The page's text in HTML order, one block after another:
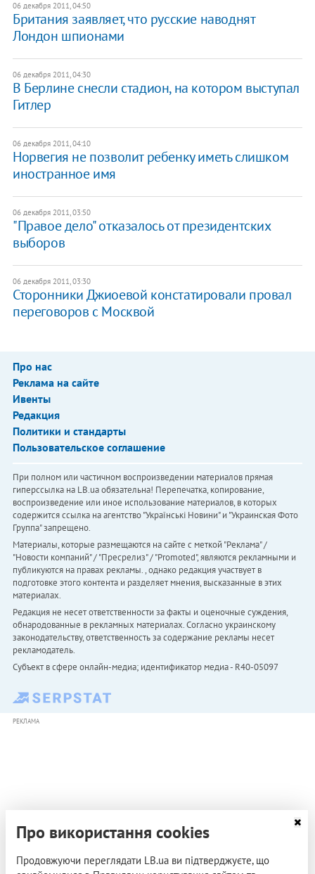
06 декабря 2011, 04:50
Британия заявляет, что русские наводнят
Лондон шпионами
06 декабря 2011, 04:30
В Берлине снесли стадион, на котором выступал
Гитлер
06 декабря 2011, 04:10
Норвегия не позволит ребенку иметь слишком
иностранное имя
06 декабря 2011, 03:50
"Правое дело" отказалось от президентских
выборов
06 декабря 2011, 03:30
Сторонники Джиоевой констатировали провал
переговоров с Москвой
Про нас
Реклама на сайте
Ивенты
Редакция
Политики и стандарты
Пользовательское соглашение
При полном или частичном воспроизведении материалов прямая
гиперссылка на LB.ua обязательна! Перепечатка, копирование,
воспроизведение или иное использование материалов, в которых
содержится ссылка на агентство "Українськi Новини" и "Украинская Фото
Группа" запрещено.
Материалы, которые размещаются на сайте с меткой "Реклама" /
"Новости компаний" / "Пресрелиз" / "Promoted", являются рекламными и
публикуются на правах рекламы. , однако редакция участвует в
подготовке этого контента и разделяет мнения, высказанные в этих
материалах.
Редакция не несет ответственности за факты и оценочные суждения,
обнародованные в рекламных материалах. Согласно украинскому
законодательству, ответственность за содержание рекламы несет
рекламодатель.
Субъект в сфере онлайн-медиа; идентификатор медиа - R40-05097
РЕКЛАМА
Про використання cookies
Продовжуючи переглядати LB.ua ви підтверджуєте, що